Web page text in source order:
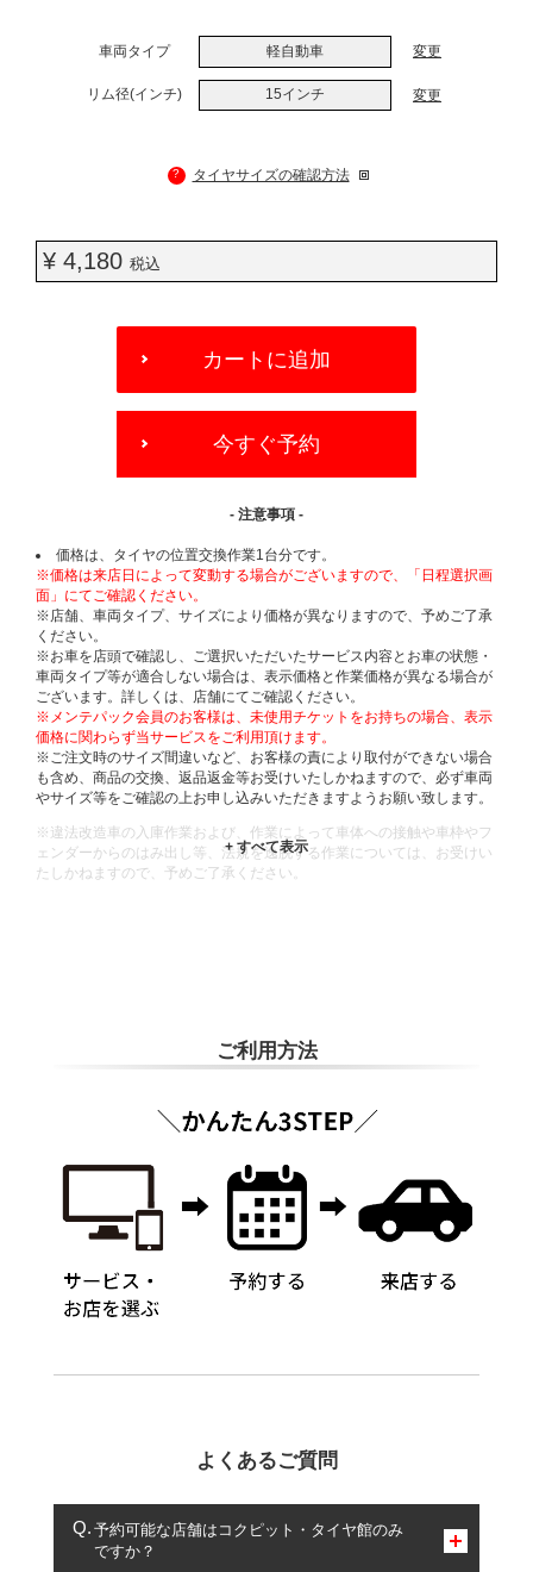
車両タイプ 軽自動車 変更
リム径(インチ) 15インチ 変更
? タイヤサイズの確認方法
¥ 4,180 税込
OPTIONS
カートに追加
今すぐ予約
- 注意事項 -
価格は、タイヤの位置交換作業1台分です。
※価格は来店日によって変動する場合がございますので、「日程選択画
面」にてご確認ください。
※店舗、車両タイプ、サイズにより価格が異なりますので、予めご了承
ください。
※お車を店頭で確認し、ご選択いただいたサービス内容とお車の状態・
車両タイプ等が適合しない場合は、表示価格と作業価格が異なる場合が
ございます。詳しくは、店舗にてご確認ください。
※メンテパック会員のお客様は、未使用チケットをお持ちの場合、表示
価格に関わらず当サービスをご利用頂けます。
※ご注文時のサイズ間違いなど、お客様の責により取付ができない場合
も含め、商品の交換、返品返金等お受けいたしかねますので、必ず車両
やサイズ等をご確認の上お申し込みいただきますようお願い致します。
※違法改造車の入庫作業および、作業によって車体への接触や車枠やフ
ェンダーからのはみ出し等、法規を逸脱する作業については、お受けい
たしかねますので、予めご了承ください。
ご利用方法
よくあるご質問
予約可能な店舗はコクピット・タイヤ館のみ
ですか？